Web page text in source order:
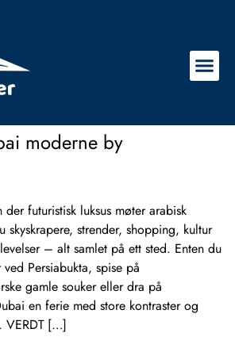
moderne by
futuristisk luksus møter arabisk
skyskrapere, strender, shopping, kultur
– alt samlet på ett sted. Enten du
Persiabukta, spise på
gamle souker eller dra på
en ferie med store kontraster og
VERDT […]